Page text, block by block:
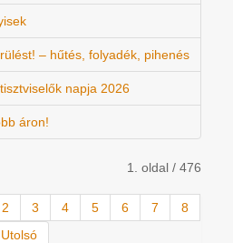
– hűtés, folyadék, pihenés
napja 2026
áron!
1. oldal / 476
2 3 4 5 6 7
8
Utolsó